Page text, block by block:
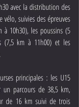
avec la distribution des
vélo, suivies des épreuves
à 10h30), les poussins (5
(7,5 km à 11h00) et les
principales : les U15
un parcours de 38,5 km,
de 16 km suivi de trois